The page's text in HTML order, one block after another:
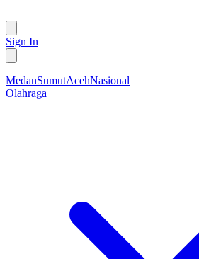
Sign In
MedanSumutAcehNasional
Olahraga